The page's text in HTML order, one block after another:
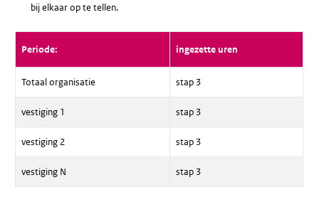
bij elkaar op te tellen.
Periode: ingezette uren
Totaal organisatie stap 3
vestiging 1 stap 3
vestiging 2 stap 3
vestiging N stap 3